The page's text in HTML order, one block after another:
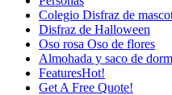
Colegio Disfraz de
Disfraz de Halloween
Oso rosa Oso de flores
Almohada y saco de
FeaturesHot!
Get A Free Quote!